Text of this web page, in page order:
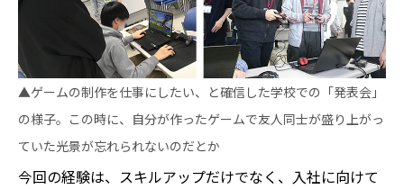
▲ゲームの制作を仕事にしたい、と確信した学校での「発表会」
の様子。この時に、自分が作ったゲームで友人同士が盛り上がっ
ていた光景が忘れられないのだとか
今回の経験は、スキルアップだけでなく、入社に向けて